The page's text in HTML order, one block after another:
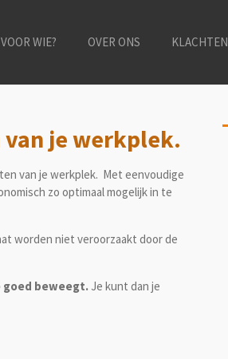
VOOR WIE? OVER ONS KLACHTEN
je werkplek.
van je werkplek. Met eenvoudige
zo optimaal mogelijk in te
worden niet veroorzaakt door de
goed beweegt.Je kunt dan je